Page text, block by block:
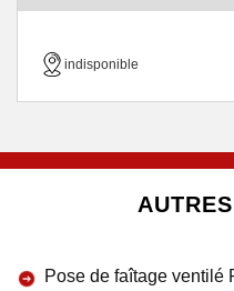
indisponible
Pose de faîtage ventilé